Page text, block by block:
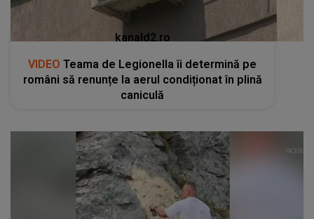
kanald2.ro
VIDEO Teama de Legionella îi determină pe
români să renunțe la aerul condiționat în plină
caniculă